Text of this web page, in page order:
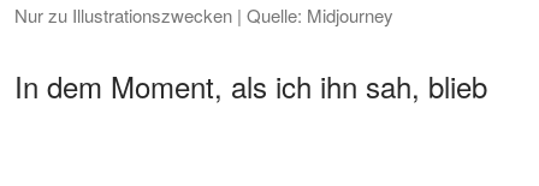
Nur zu Illustrationszwecken | Quelle: Midjourney
In dem Moment, als ich ihn sah, blieb